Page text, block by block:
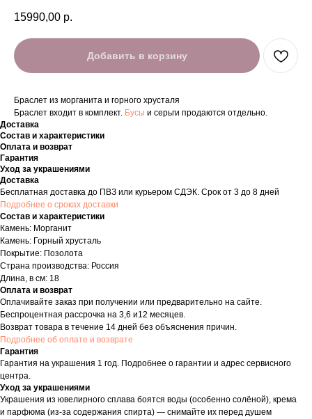
15990,00 р.
Добавить в корзину
Браслет из морганита и горного хрусталя
Браслет входит в комплект. Бусы и серьги продаются отдельно.
Доставка
Состав и характеристики
Оплата и возврат
Гарантия
Уход за украшениями
Доставка
Бесплатная доставка до ПВЗ или курьером СДЭК. Срок от 3 до 8 дней
Подробнее о сроках доставки
Состав и характеристики
Камень: Морганит
Камень: Горный хрусталь
Покрытие: Позолота
Страна производства: Россия
Длина, в см: 18
Оплата и возврат
Оплачивайте заказ при получении или предварительно на сайте.
Беспроцентная рассрочка на 3,6 и12 месяцев.
Возврат товара в течение 14 дней без объяснения причин.
Подробнее об оплате и возврате
Гарантия
Гарантия на украшения 1 год. Подробнее о гарантии и адрес сервисного
центра.
Уход за украшениями
Украшения из ювелирного сплава боятся воды (особенно солёной), крема
и парфюма (из-за содержания спирта) — снимайте их перед душем